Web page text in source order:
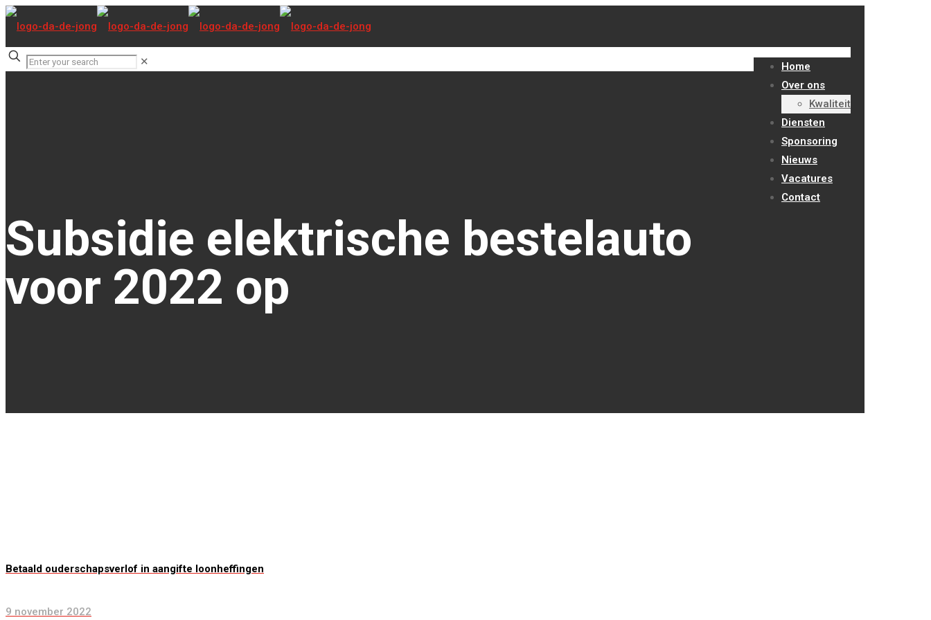
Home
Over ons
Kwaliteit
Diensten
Sponsoring
Nieuws
Vacatures
Contact
✕
Subsidie elektrische bestelauto
voor 2022 op
Betaald ouderschapsverlof in aangifte loonheffingen
9 november 2022